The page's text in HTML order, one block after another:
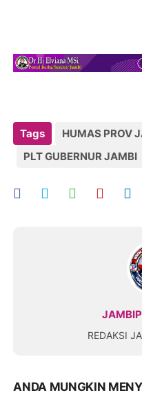
Tags
HUMAS PROV
PLT GUBERNUR JAMBI
REDAKSI
ANDA MUNGKIN